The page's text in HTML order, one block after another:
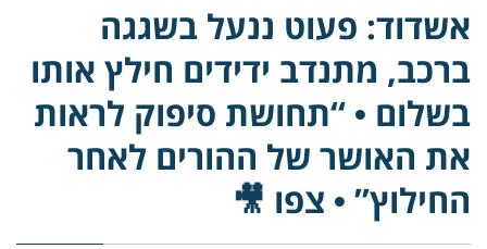
אשדוד: פעוט ננעל בשגגה
ברכב, מתנדב ידידים חילץ אותו
בשלום • “תחושת סיפוק לראות
את האושר של ההורים לאחר
החילוץ” • צפו 🎥